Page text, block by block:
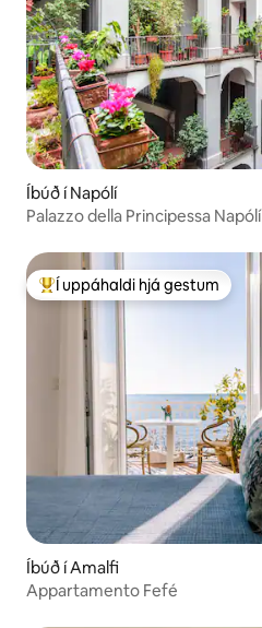
Íbúð í Napólí
Palazzo della Principessa Napólí
Í mestu uppáhaldi hjá gestum
Í uppáhaldi hjá gestum
Íbúð í Amalfi
Appartamento Fefé